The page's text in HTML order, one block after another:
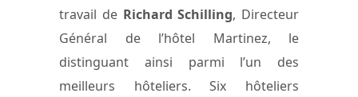
travail de Richard Schilling, Directeur
Général de l’hôtel Martinez, le
distinguant ainsi parmi l’un des
meilleurs hôteliers. Six hôteliers